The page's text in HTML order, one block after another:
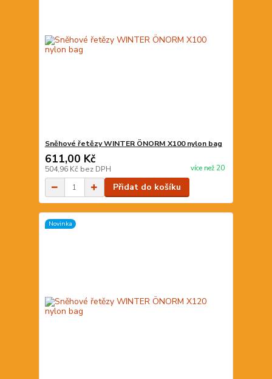
Sněhové řetězy WINTER ÖNORM X100 nylon bag
611,00 Kč
504,96 Kč bez DPH více než 20
Přidat do košíku
Novinka